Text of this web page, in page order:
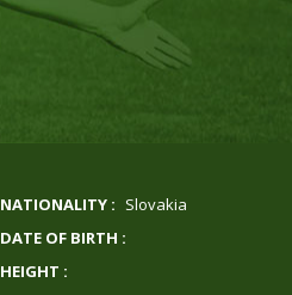
NATIONALITY : Slovakia
DATE OF BIRTH :
HEIGHT :